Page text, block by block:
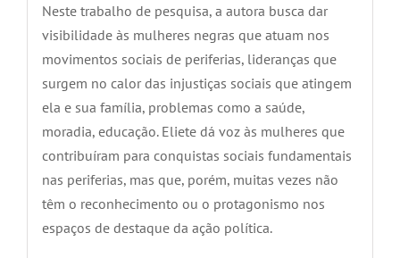
Neste trabalho de pesquisa, a autora busca dar
visibilidade às mulheres negras que atuam nos
movimentos sociais de periferias, lideranças que
surgem no calor das injustiças sociais que atingem
ela e sua família, problemas como a saúde,
moradia, educação. Eliete dá voz às mulheres que
contribuíram para conquistas sociais fundamentais
nas periferias, mas que, porém, muitas vezes não
têm o reconhecimento ou o protagonismo nos
espaços de destaque da ação política.